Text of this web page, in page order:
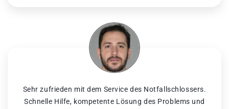
Sehr zufrieden mit dem Service des Notfallschlossers.
Schnelle Hilfe, kompetente Lösung des Problems und